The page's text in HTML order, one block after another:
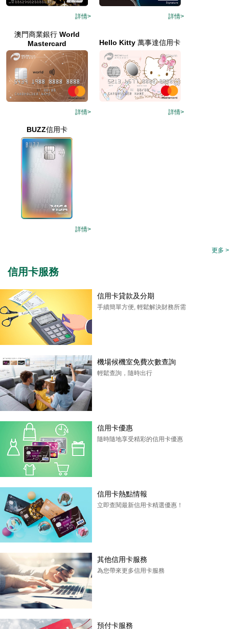
詳情> 詳情>
澳門商業銀行 World
Mastercard
詳情>
Hello Kitty 萬事達信用卡
詳情>
BUZZ信用卡
詳情>
更多 >
信用卡服務
信用卡貸款及分期
手續簡單方便, 輕鬆解決財務所需
機場候機室免費次數查詢
輕鬆查詢，隨時出行
信用卡優惠
隨時隨地享受精彩的信用卡優惠
信用卡熱點情報
立即查閱最新信用卡精選優惠！
其他信用卡服務
為您帶來更多信用卡服務
預付卡服務